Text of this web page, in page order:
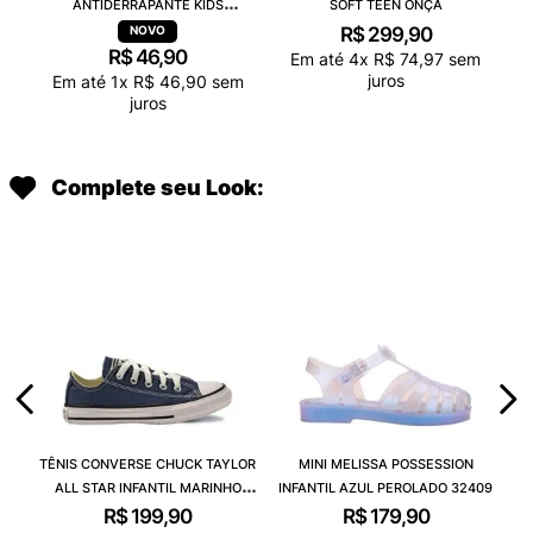
ANTIDERRAPANTE KIDS
CAPIVARA CHOCOLATE
R$46,90
Em até 1x R$ 46,90 sem
juros
SOFT TEEN ONÇA
R$ 299,90
Em até 4x R$ 74,97 sem
juros
Complete seu Look:
TÊNIS CONVERSE CHUCK TAYLOR
ALL STAR INFANTIL MARINHO
CK00020003
R$ 199,90
MINI MELISSA POSSESSION
INFANTIL AZUL PEROLADO 32409
R$ 179,90